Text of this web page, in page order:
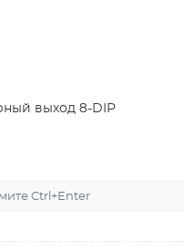
выход 8-DIP
Ctrl+Enter